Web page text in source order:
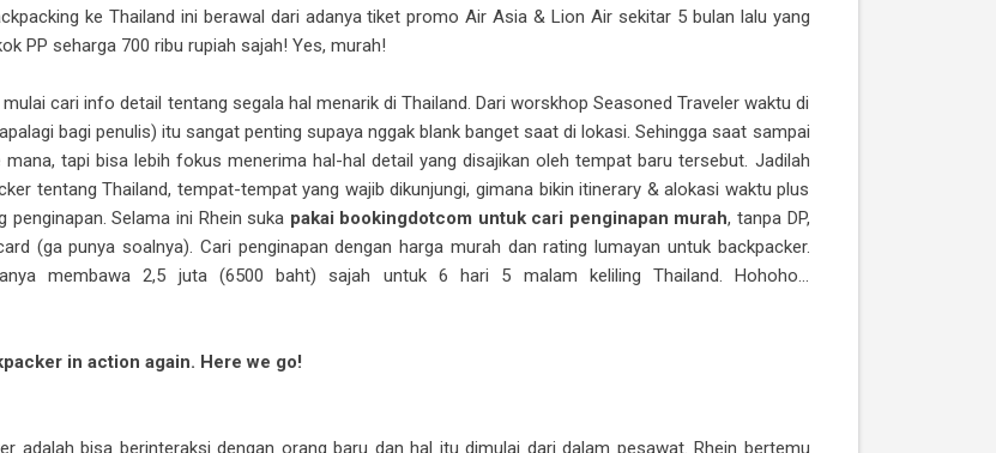
ke Thailand ini berawal dari adanya tiket promo Air Asia & Lion Air sekitar 5 bulan lalu yang
PP seharga 700 ribu rupiah sajah! Yes, murah!
cari info detail tentang segala hal menarik di Thailand. Dari worskhop Seasoned Traveler waktu di
bagi penulis) itu sangat penting supaya nggak blank banget saat di lokasi. Sehingga saat sampai
tapi bisa lebih fokus menerima hal-hal detail yang disajikan oleh tempat baru tersebut. Jadilah
tentang Thailand, tempat-tempat yang wajib dikunjungi, gimana bikin itinerary & alokasi waktu plus
Selama ini Rhein suka pakai bookingdotcom untuk cari penginapan murah, tanpa DP,
(ga punya soalnya). Cari penginapan dengan harga murah dan rating lumayan untuk backpacker.
membawa 2,5 juta (6500 baht) sajah untuk 6 hari 5 malam keliling Thailand. Hohoho...
in action again. Here we go!
adalah bisa berinteraksi dengan orang baru dan hal itu dimulai dari dalam pesawat. Rhein bertemu